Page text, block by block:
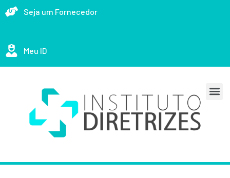
Seja um Fornecedor
Meu ID